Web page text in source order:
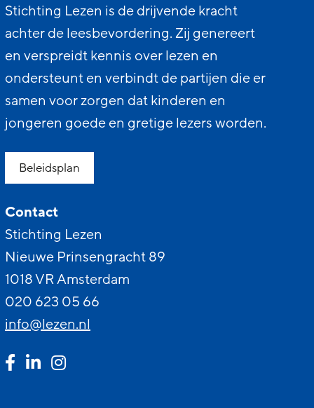
Stichting Lezen is de drijvende kracht
achter de leesbevordering. Zij genereert
en verspreidt kennis over lezen en
ondersteunt en verbindt de partijen die er
samen voor zorgen dat kinderen en
jongeren goede en gretige lezers worden.
Beleidsplan
Contact
Stichting Lezen
Nieuwe Prinsengracht 89
1018 VR Amsterdam
020 623 05 66
info@lezen.nl